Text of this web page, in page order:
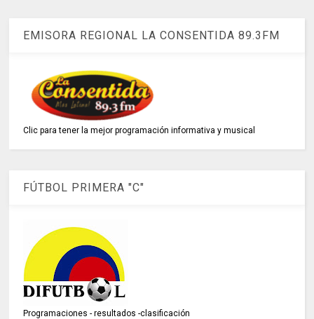
EMISORA REGIONAL LA CONSENTIDA 89.3FM
Clic para tener la mejor programación informativa y musical
FÚTBOL PRIMERA "C"
Programaciones - resultados -clasificación